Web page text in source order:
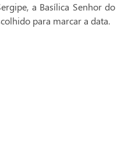
a Basílica Senhor do
para marcar a data.